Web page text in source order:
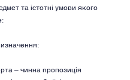
та істотні умови якого
– чинна пропозиція